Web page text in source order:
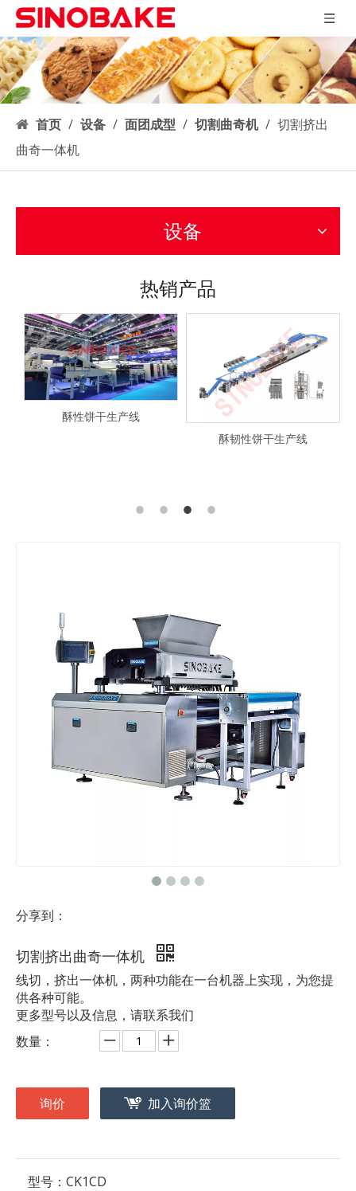
首页 / 设备 / 面团成型 / 切割曲奇机 / 切割挤出
曲奇一体机
设备
热销产品
酥性饼干生产线
酥韧性饼干生产线
分享到：
切割挤出曲奇一体机
线切，挤出一体机，两种功能在一台机器上实现，为您提
供各种可能。
更多型号以及信息，请联系我们
数量：
询价 加入询价篮
型号： CK1CD